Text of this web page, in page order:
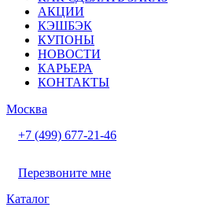
АКЦИИ
КЭШБЭК
КУПОНЫ
НОВОСТИ
КАРЬЕРА
КОНТАКТЫ
Москва
+7 (499) 677-21-46
Перезвоните мне
Каталог